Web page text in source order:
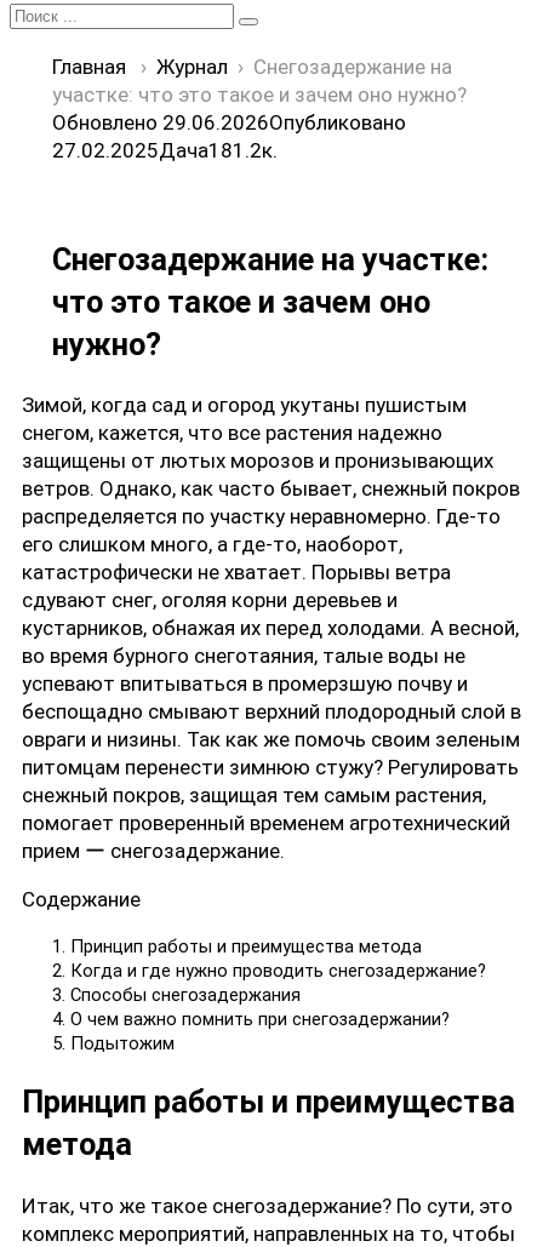
Search
Главная
› Журнал › Снегозадержание на
участке: что это такое и зачем оно нужно?
Обновлено 29.06.2026Опубликовано
27.02.2025Дача181.2к.
Снегозадержание на участке:
что это такое и зачем оно
нужно?
Зимой, когда сад и огород укутаны пушистым
снегом, кажется, что все растения надежно
защищены от лютых морозов и пронизывающих
ветров. Однако, как часто бывает, снежный покров
распределяется по участку неравномерно. Где-то
его слишком много, а где-то, наоборот,
катастрофически не хватает. Порывы ветра
сдувают снег, оголяя корни деревьев и
кустарников, обнажая их перед холодами. А весной,
во время бурного снеготаяния, талые воды не
успевают впитываться в промерзшую почву и
беспощадно смывают верхний плодородный слой в
овраги и низины. Так как же помочь своим зеленым
питомцам перенести зимнюю стужу? Регулировать
снежный покров, защищая тем самым растения,
помогает проверенный временем агротехнический
прием ー снегозадержание.
Содержание
Принцип работы и преимущества метода
Когда и где нужно проводить снегозадержание?
Способы снегозадержания
О чем важно помнить при снегозадержании?
Подытожим
Принцип работы и преимущества
метода
Итак, что же такое снегозадержание? По сути, это
комплекс мероприятий, направленных на то, чтобы